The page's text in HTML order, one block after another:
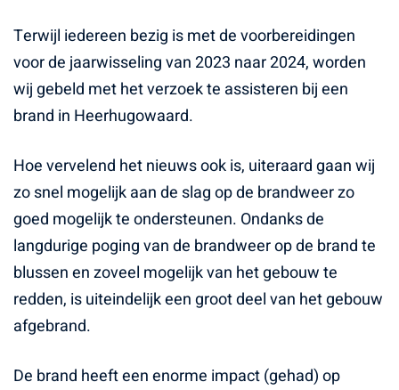
Terwijl iedereen bezig is met de voorbereidingen
voor de jaarwisseling van 2023 naar 2024, worden
wij gebeld met het verzoek te assisteren bij een
brand in Heerhugowaard.
Hoe vervelend het nieuws ook is, uiteraard gaan wij
zo snel mogelijk aan de slag op de brandweer zo
goed mogelijk te ondersteunen. Ondanks de
langdurige poging van de brandweer op de brand te
blussen en zoveel mogelijk van het gebouw te
redden, is uiteindelijk een groot deel van het gebouw
afgebrand.
De brand heeft een enorme impact (gehad) op